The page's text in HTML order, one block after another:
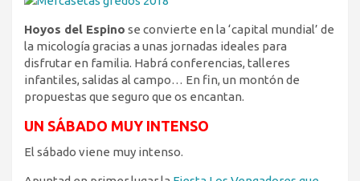
Hoyos del Espino se convierte en la ‘capital mundial’ de
la micología gracias a unas jornadas ideales para
disfrutar en familia. Habrá conferencias, talleres
infantiles, salidas al campo… En fin, un montón de
propuestas que seguro que os encantan.
UN SÁBADO MUY INTENSO
El sábado viene muy intenso.